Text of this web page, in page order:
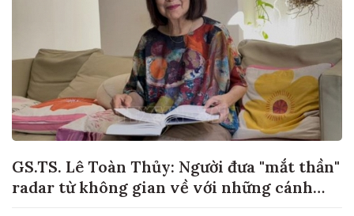
GS.TS. Lê Toàn Thủy: Người đưa "mắt thần"
radar từ không gian về với những cánh